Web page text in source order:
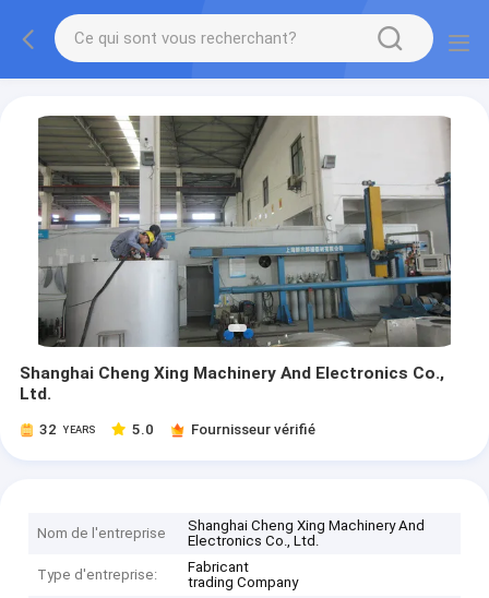
Shanghai Cheng Xing Machinery And Electronics Co.,
Ltd.
32 YEARS 5.0 Fournisseur vérifié
Nom de l'entreprise
Shanghai Cheng Xing Machinery And
Electronics Co., Ltd.
Type d'entreprise:
Fabricant
trading Company